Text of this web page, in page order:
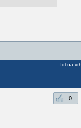
Idi na vrh
0